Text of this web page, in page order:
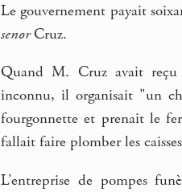
Le gouvernement payait
senorCruz.
Quand M. Cruz avait reçu
inconnu, il organisait "un
fourgonnette et prenait le
fallait faire plomber les
L’entreprise de pompes